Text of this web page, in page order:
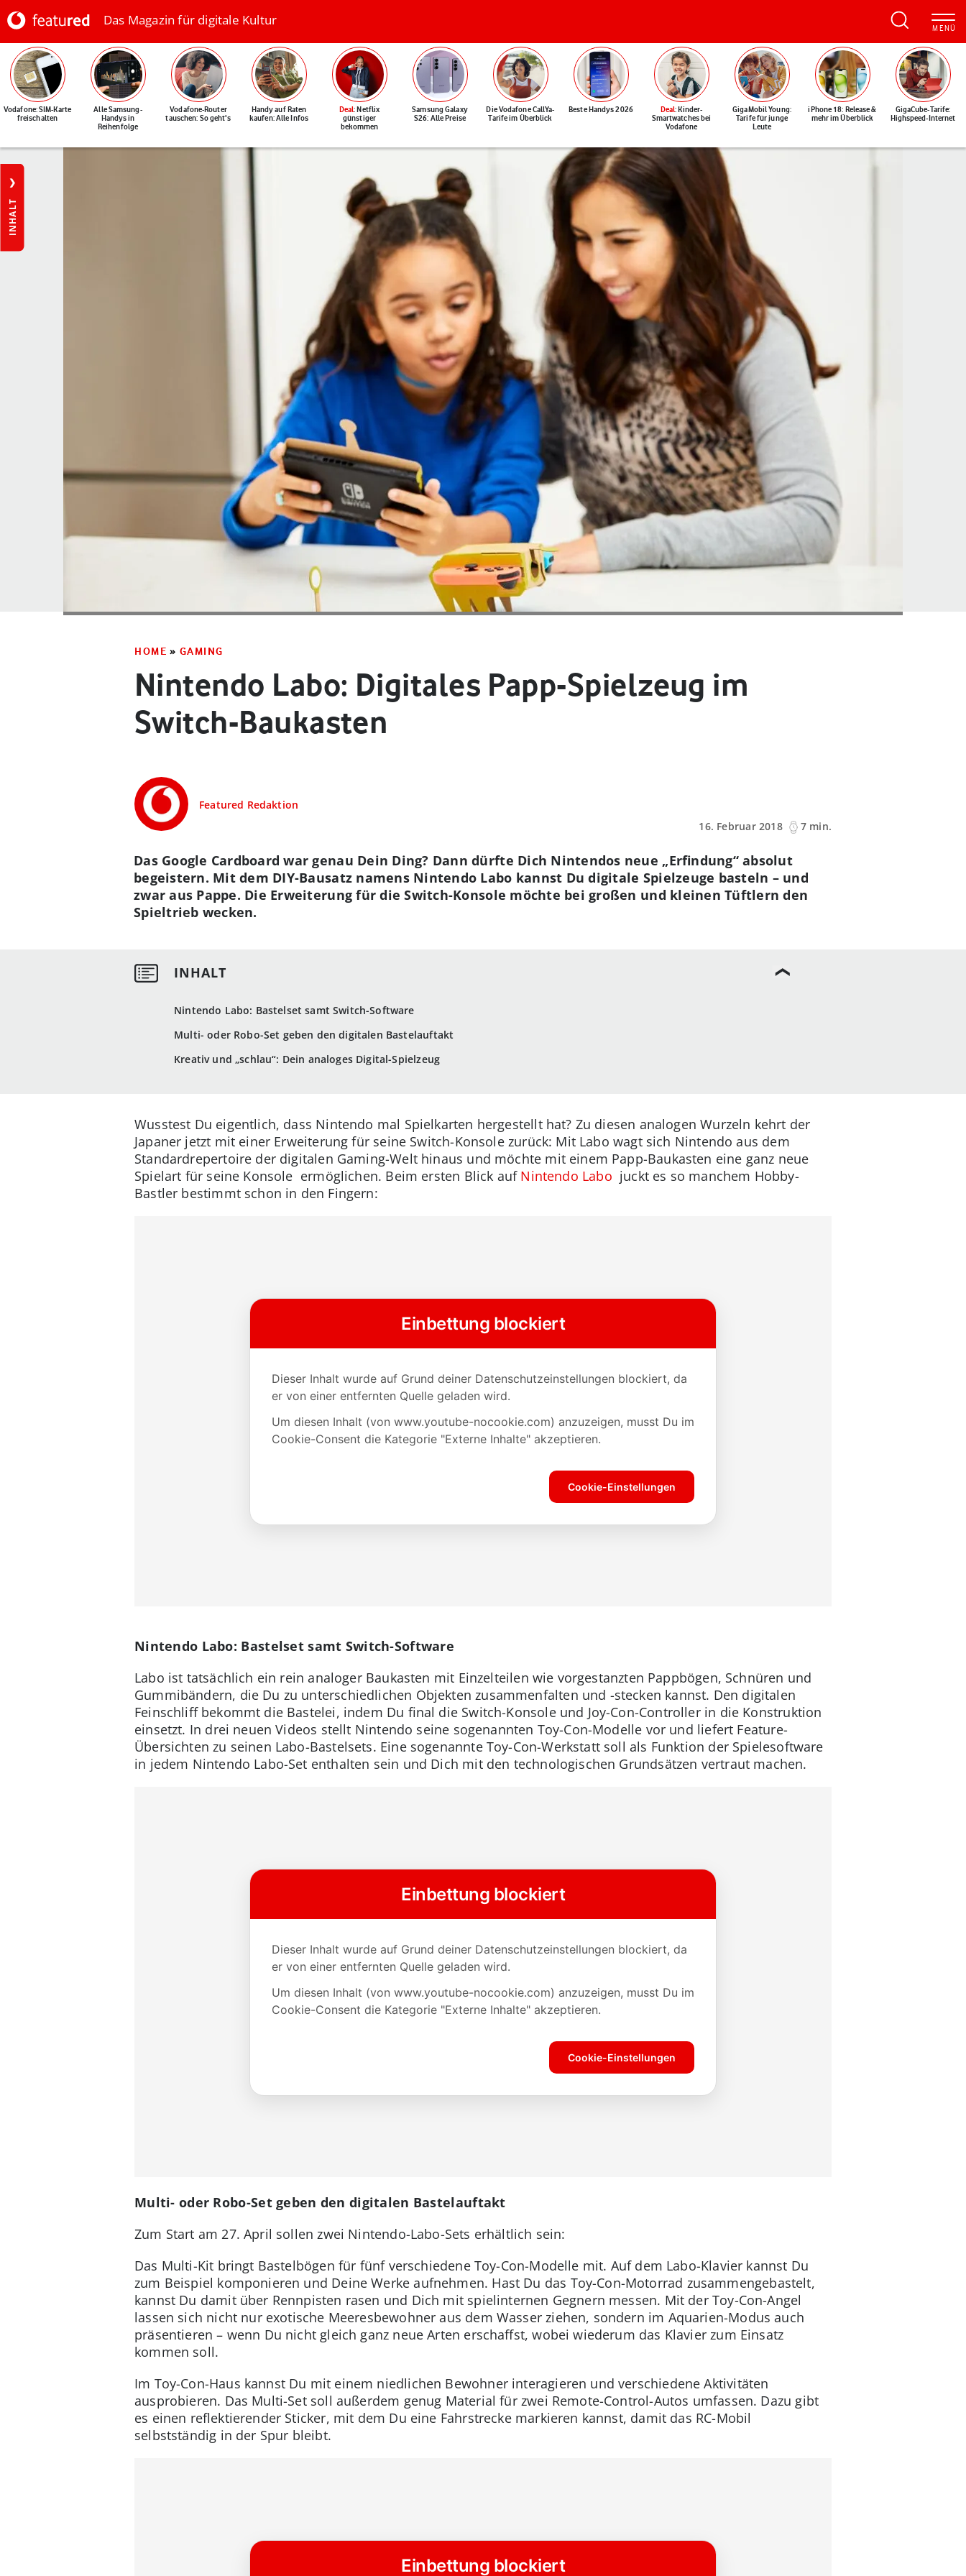
Das Magazin für digitale Kultur
Vodafone: SIM-Karte
freischalten
Alle Samsung-
Handys in
Reihenfolge
Vodafone-Router
tauschen: So geht's
Handy auf Raten
kaufen: Alle Infos
Deal: Netflix
günstiger
bekommen
Samsung Galaxy
S26: Alle Preise
Die Vodafone CallYa-
Tarife im Überblick
Beste Handys 2026 Deal: Kinder-
Smartwatches bei
Vodafone
GigaMobil Young:
Tarife für junge
Leute
iPhone 18: Release &
mehr im Überblick
GigaCube-Tarife:
Highspeed-Internet
INHALT
HOME » GAMING
Nintendo Labo: Digitales Papp-Spielzeug im
Switch-Baukasten
Featured Redaktion
16. Februar 2018
7 min.
Nintendo Labo: Bastelset samt Switch-Software
Multi- oder Robo-Set geben den digitalen Bastelauftakt
Kreativ und „schlau“: Dein analoges Digital-Spielzeug
Das Google Cardboard war genau Dein Ding? Dann dürfte Dich Nintendos neue „Erfindung“ absolut
begeistern. Mit dem DIY-Bausatz namens Nintendo Labo kannst Du digitale Spielzeuge basteln – und
zwar aus Pappe. Die Erweiterung für die Switch-Konsole möchte bei großen und kleinen Tüftlern den
Spieltrieb wecken.
Wusstest Du eigentlich, dass Nintendo mal Spielkarten hergestellt hat? Zu diesen analogen Wurzeln kehrt der
Japaner jetzt mit einer Erweiterung für seine Switch-Konsole zurück: Mit Labo wagt sich Nintendo aus dem
Standardrepertoire der digitalen Gaming-Welt hinaus und möchte mit einem Papp-Baukasten eine ganz neue
Spielart für seine Konsole ermöglichen. Beim ersten Blick auf Nintendo Labo juckt es so manchem Hobby-
Bastler bestimmt schon in den Fingern:
Nintendo Labo: Bastelset samt Switch-Software
Labo ist tatsächlich ein rein analoger Baukasten mit Einzelteilen wie vorgestanzten Pappbögen, Schnüren und
Gummibändern, die Du zu unterschiedlichen Objekten zusammenfalten und -stecken kannst. Den digitalen
Feinschliff bekommt die Bastelei, indem Du final die Switch-Konsole und Joy-Con-Controller in die Konstruktion
einsetzt. In drei neuen Videos stellt Nintendo seine sogenannten Toy-Con-Modelle vor und liefert Feature-
Übersichten zu seinen Labo-Bastelsets. Eine sogenannte Toy-Con-Werkstatt soll als Funktion der Spielesoftware
in jedem Nintendo Labo-Set enthalten sein und Dich mit den technologischen Grundsätzen vertraut machen.
Multi- oder Robo-Set geben den digitalen Bastelauftakt
Zum Start am 27. April sollen zwei Nintendo-Labo-Sets erhältlich sein:
Das Multi-Kit bringt Bastelbögen für fünf verschiedene Toy-Con-Modelle mit. Auf dem Labo-Klavier kannst Du
zum Beispiel komponieren und Deine Werke aufnehmen. Hast Du das Toy-Con-Motorrad zusammengebastelt,
kannst Du damit über Rennpisten rasen und Dich mit spielinternen Gegnern messen. Mit der Toy-Con-Angel
lassen sich nicht nur exotische Meeresbewohner aus dem Wasser ziehen, sondern im Aquarien-Modus auch
präsentieren – wenn Du nicht gleich ganz neue Arten erschaffst, wobei wiederum das Klavier zum Einsatz
kommen soll.
Im Toy-Con-Haus kannst Du mit einem niedlichen Bewohner interagieren und verschiedene Aktivitäten
ausprobieren. Das Multi-Set soll außerdem genug Material für zwei Remote-Control-Autos umfassen. Dazu gibt
es einen reflektierender Sticker, mit dem Du eine Fahrstrecke markieren kannst, damit das RC-Mobil
selbstständig in der Spur bleibt.